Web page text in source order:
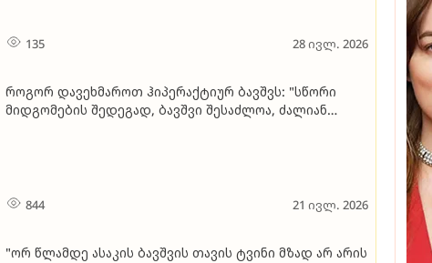
135 28 ივლ. 2026
როგორ დავეხმაროთ ჰიპერაქტიურ ბავშვს: "სწორი
მიდგომების შედეგად, ბავშვი შესაძლოა, ძალიან
844 21 ივლ. 2026
"ორ წლამდე ასაკის ბავშვის თავის ტვინი მზად არ არის